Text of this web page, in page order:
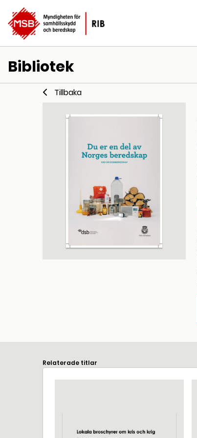
Bibliotek
Tillbaka
Relaterade titlar